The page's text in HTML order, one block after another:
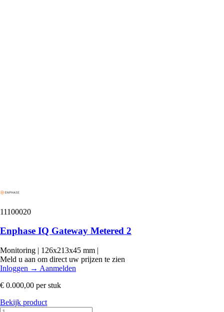
11100020
Enphase IQ Gateway Metered 2
Monitoring | 126x213x45 mm |
Meld u aan om direct uw prijzen te zien
Inloggen → Aanmelden
€ 0.000,00 per stuk
Bekijk product